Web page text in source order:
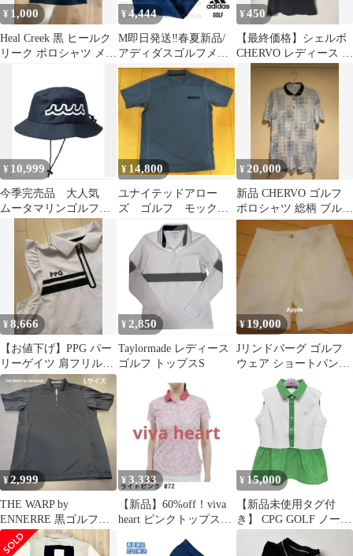
¥ 1,000
Heal Creek 黒 ヒールク
リーク ポロシャツ メン
¥4,444
M即日発送‼️春夏新品/
アディダスゴルフメン
ズ/ストレッチパンツ/ベ
ルト付き
¥450
【最終価格】シェルボ
CHERVO レディース ポ
ロシャツ ノースリーブ
¥ 10,999
今季完売品 大人気
ムータマリンゴルフ
メンズ バケットハッ
ト ネイビー
¥ 14,800
ユナイテッドアロー
ズ ゴルフ モックネ
¥ 20,000
新品 CHERVO ゴルフ
ポロシャツ 総柄 ブルー
48 シェルボ ウエア
¥8,666
【お値下げ】PPG パー
リーゲイツ 肩フリルト
ップス
¥ 2,850
Taylormade レディース
ゴルフ トップスS
¥ 19,000
Jリンドバーグ ゴルフ
ウェア ショートパンツ
レディース ゴルフ ショ
ーパン
¥2,999
THE WARP by
ENNERRE 黒ゴルフポ
ロシャツ ハーフジップ
L
¥ 3,333
【新品】60%off！viva
heart ピンクトップス
¥ 15,000
【新品未使用タグ付
き】 CPG GOLF ノース
リーブ ポロシャツ
フレア